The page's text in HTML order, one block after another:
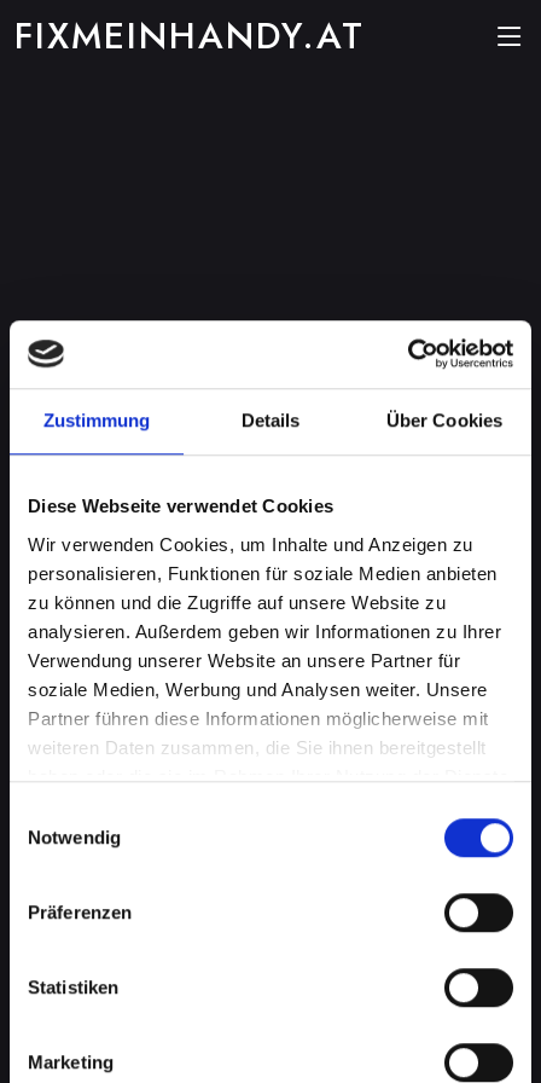
Zustimmung Details Über Cookies
Diese Webseite verwendet Cookies
Wir verwenden Cookies, um Inhalte und Anzeigen zu
personalisieren, Funktionen für soziale Medien anbieten
zu können und die Zugriffe auf unsere Website zu
analysieren. Außerdem geben wir Informationen zu Ihrer
Verwendung unserer Website an unsere Partner für
soziale Medien, Werbung und Analysen weiter. Unsere
Partner führen diese Informationen möglicherweise mit
weiteren Daten zusammen, die Sie ihnen bereitgestellt
haben oder die sie im Rahmen Ihrer Nutzung der Dienste
Notwendig
Präferenzen
Statistiken
Marketing
FIXMEINHANDY.AT
Wasserschaden am IPHONE-13
in Bad-radkersburg? Wir
bieten schnelle Hilfe
Wasserschäden können Ihr IPHONE-13
verheerend beeinflussen. Feuchtigkeit kann
nicht nur die interne Elektronik beschädigen,
sondern auch Korrosion und Schimmel
verursachen, die mit der Zeit noch schlimmere